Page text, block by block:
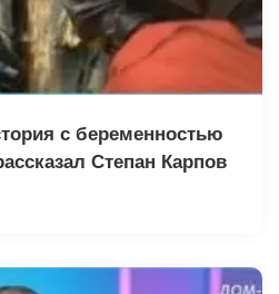
с беременностью
Степан Карпов